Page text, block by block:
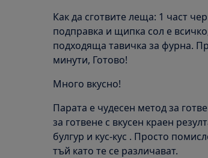
Как да сготвите леща: 1 част
подправка и щипка сол е
подходяща тавичка за фурна.
минути, Готово!
Много вкусно!
Парата е чудесен метод за
за готвене с вкусен краен
булгур и кус-кус . Просто
тъй като те се различават.